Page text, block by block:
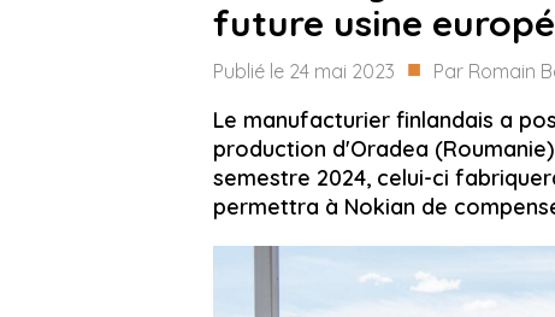
future usine
Publié le 24 mai 2023 ■ Par Romain
Le manufacturier finlandais a
production d'Oradea
semestre 2024, celui-ci
permettra à Nokian de